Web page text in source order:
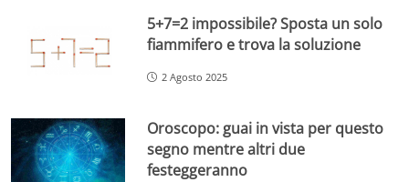
5+7=2 impossibile? Sposta un solo
fiammifero e trova la soluzione
2 Agosto 2025
Oroscopo: guai in vista per questo
segno mentre altri due
festeggeranno